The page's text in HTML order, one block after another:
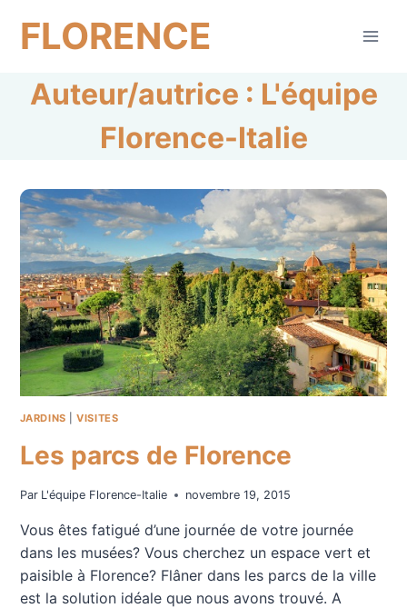
FLORENCE
Auteur/autrice : L'équipe
Florence-Italie
JARDINS |VISITES
Les parcs de Florence
Par L'équipe Florence-Italie novembre 19, 2015
Vous êtes fatigué d’une journée de votre journée
dans les musées? Vous cherchez un espace vert et
paisible à Florence? Flâner dans les parcs de la ville
est la solution idéale que nous avons trouvé. A